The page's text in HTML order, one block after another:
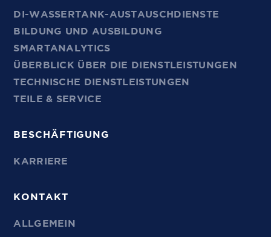
DI-WASSERTANK-AUSTAUSCHDIENSTE
BILDUNG UND AUSBILDUNG
SMARTANALYTICS
ÜBERBLICK ÜBER DIE DIENSTLEISTUNGEN
TECHNISCHE DIENSTLEISTUNGEN
TEILE & SERVICE
BESCHÄFTIGUNG
KARRIERE
KONTAKT
ALLGEMEIN